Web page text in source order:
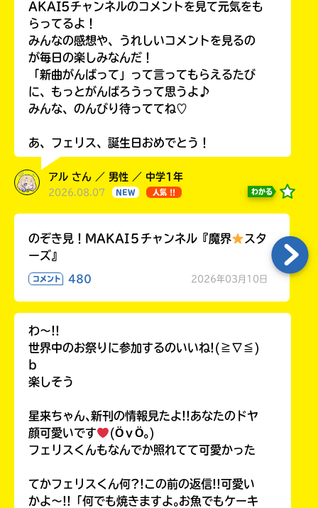
AKAI5チャンネルのコメントを見て元気をも
らってるよ！
みんなの感想や、うれしいコメントを見るの
が毎日の楽しみなんだ！
「新曲がんばって」って言ってもらえるたび
に、もっとがんばろうって思うよ♪
みんな、のんびり待っててね♡
あ、フェリス、誕生日おめでとう！
アル さん ／ 男性 ／ 中学1年
2026.08.07 NEW 人気 !! わかる
のぞき見！MAKAI５チャンネル『魔界
スタ
ーズ』
コメント 480 2026年03月10日
わ〜!!
世界中のお祭りに参加するのいいね!(≧∇≦)
b
楽しそう
星来ちゃん､新刊の情報見たよ!!あなたのドヤ
顔可愛いです
(ӦｖӦ｡)
フェリスくんもなんでか照れてて可愛かった
てかフェリスくん何?!この前の返信!!可愛い
かよ〜!!「何でも焼きますよ｡お魚でもケーキ